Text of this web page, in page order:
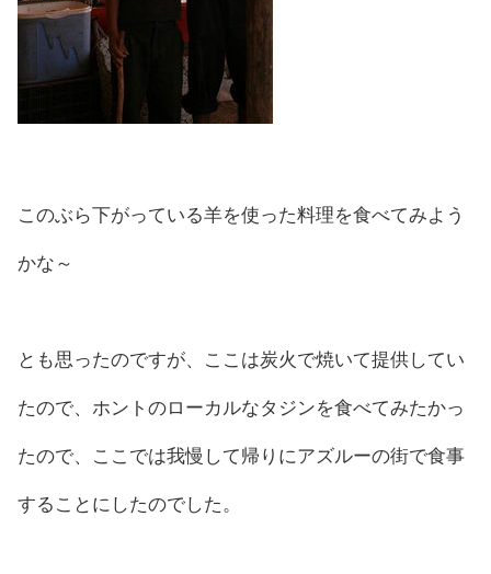
このぶら下がっている羊を使った料理を食べてみよう
かな～
とも思ったのですが、ここは炭火で焼いて提供してい
たので、ホントのローカルなタジンを食べてみたかっ
たので、ここでは我慢して帰りにアズルーの街で食事
することにしたのでした。